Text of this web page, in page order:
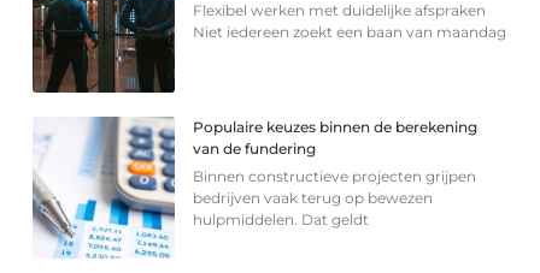
Flexibel werken met duidelijke afspraken
Niet iedereen zoekt een baan van maandag
Populaire keuzes binnen de berekening
van de fundering
Binnen constructieve projecten grijpen
bedrijven vaak terug op bewezen
hulpmiddelen. Dat geldt